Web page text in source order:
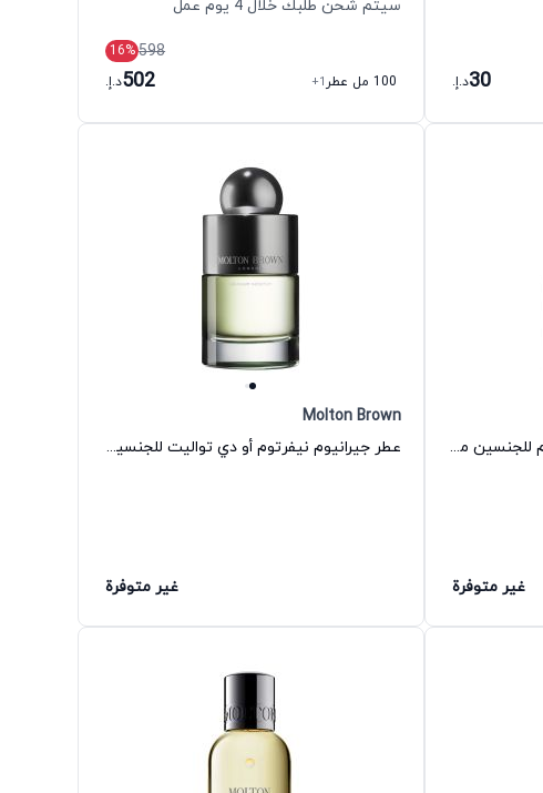
30د.إ.
سيتم شحن طلبك خلال 4 يوم عمل
598
16%
100 مل عطر
+1
502د.إ.
عطر سويد أوريس أو دي بارفيوم للجنسين مولتون براون
غير متوفرة
Molton Brown
عطر جيرانيوم نيفرتوم أو دي تواليت للجنسين مولتون براون
غير متوفرة